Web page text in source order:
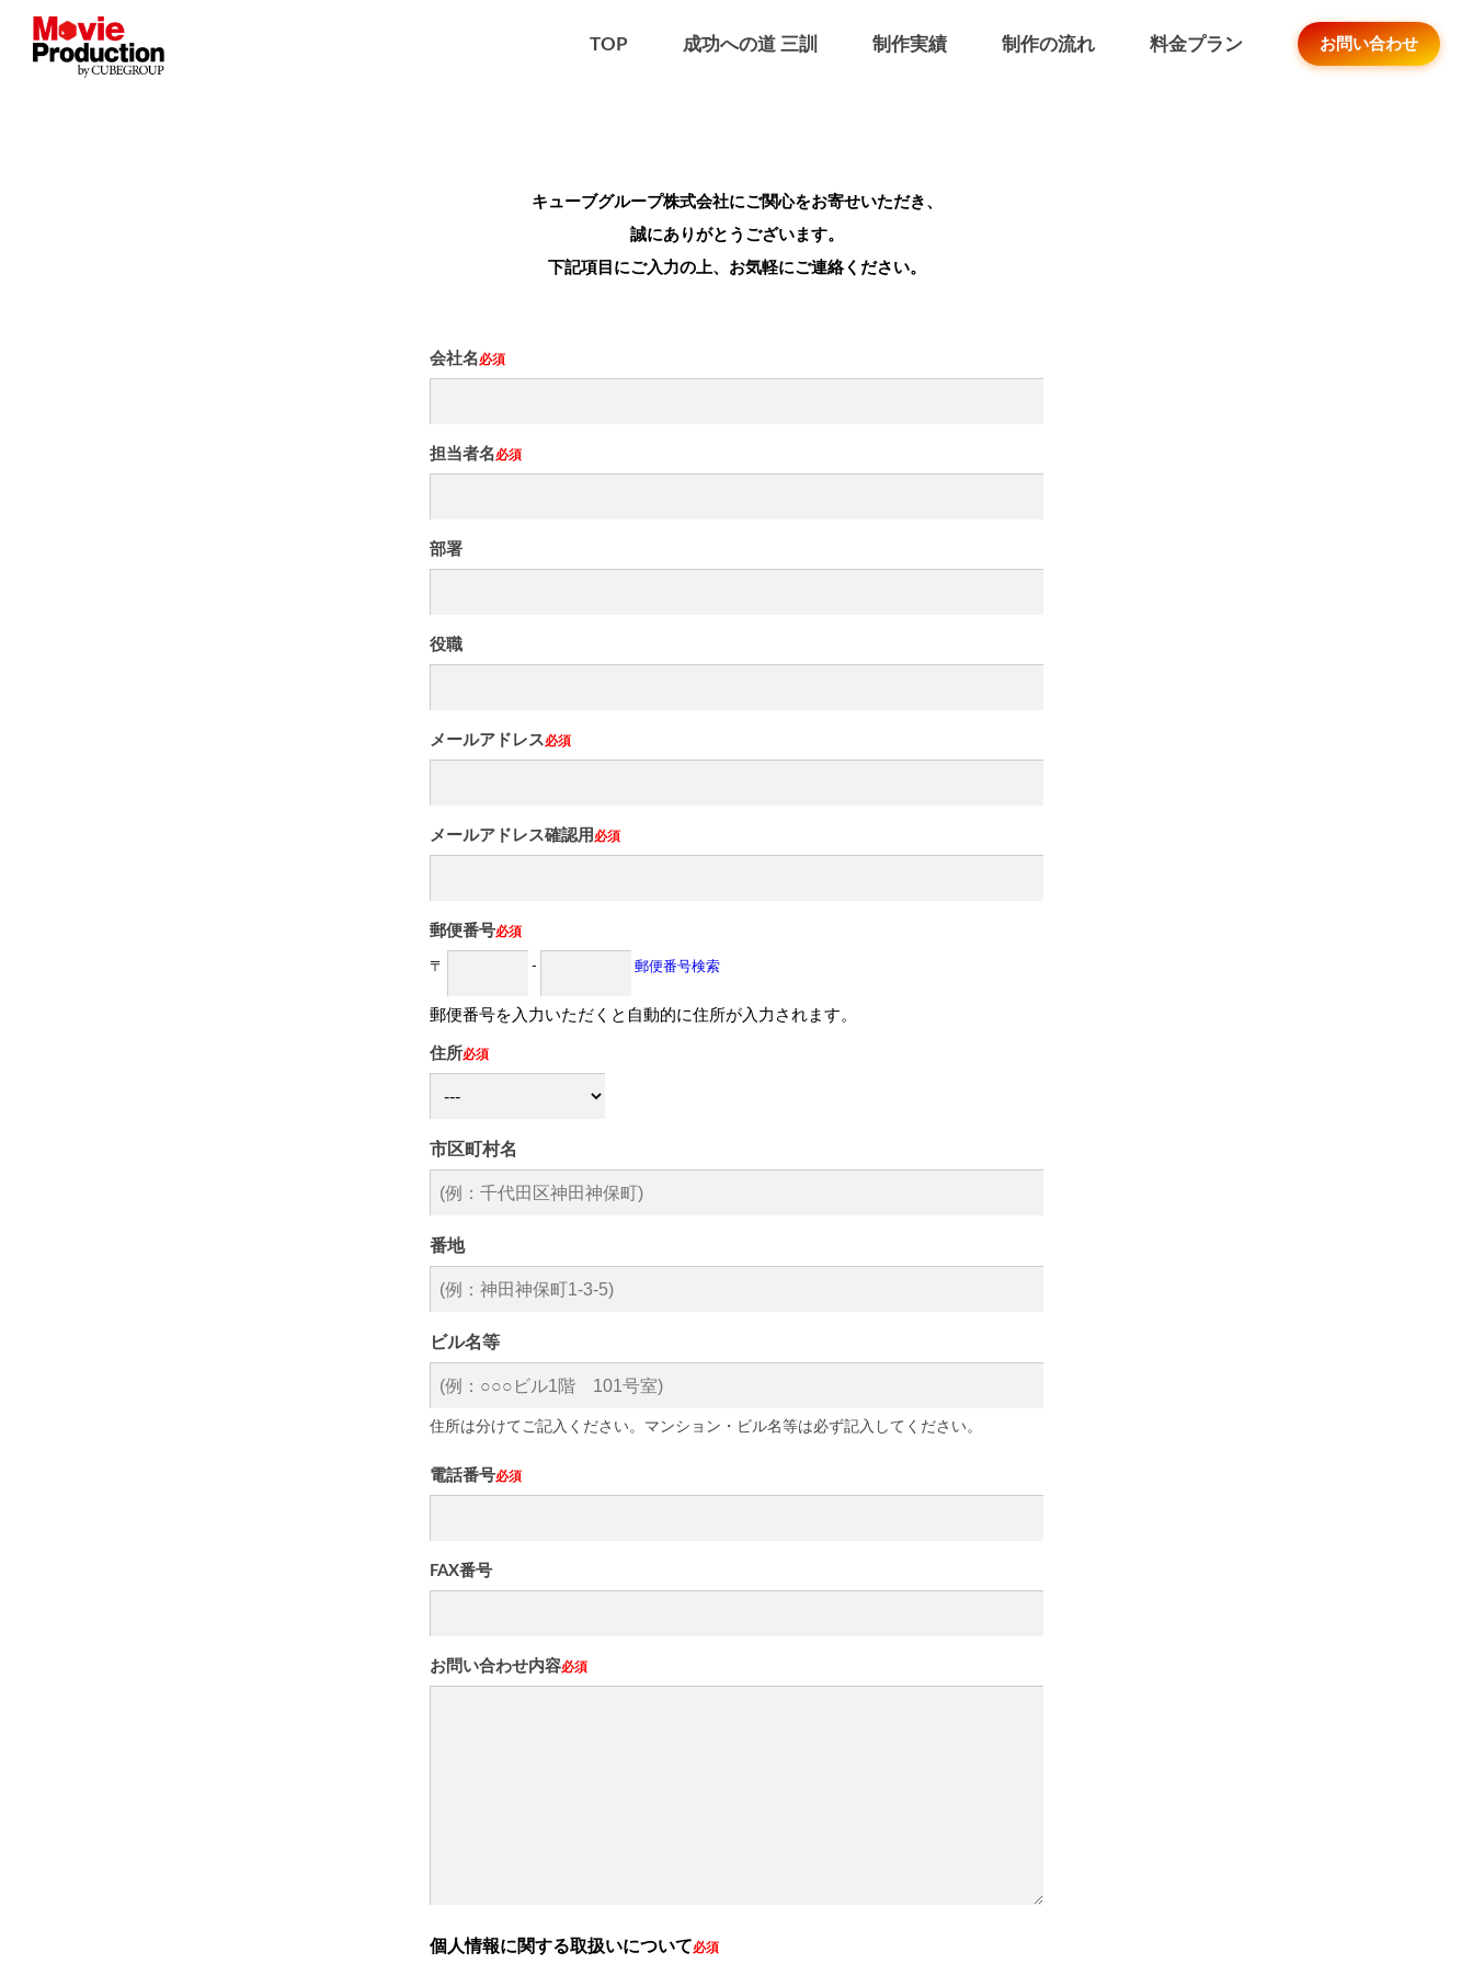
TOP 成功への道 三訓 制作実績 制作の流れ 料金プラン お問い合わせ
お問い合わせ
キューブグループ株式会社にご関心をお寄せいただき、
誠にありがとうございます。
下記項目にご入力の上、お気軽にご連絡ください。
会社名必須
担当者名必須
部署
役職
メールアドレス必須
メールアドレス確認用 必須
郵便番号必須
〒 - 郵便番号検索
郵便番号を入力いただくと自動的に住所が入力されます。
住所必須
市区町村名
番地
ビル名等
住所は分けてご記入ください。マンション・ビル名等は必ず記入してください。
電話番号必須
FAX番号
お問い合わせ内容必須
個人情報に関する取扱いについて必須